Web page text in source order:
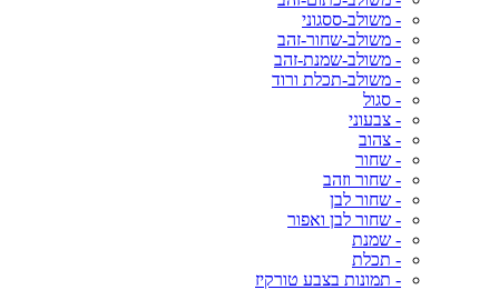
- משולב-ססגוני
- משולב-שחור-זהב
- משולב-שמנת-זהב
- משולב-תכלת ורוד
- סגול
- צבעוני
- צהוב
- שחור
- שחור וזהב
- שחור לבן
- שחור לבן ואפור
- שמנת
- תכלת
- תמונות בצבע טורקיז